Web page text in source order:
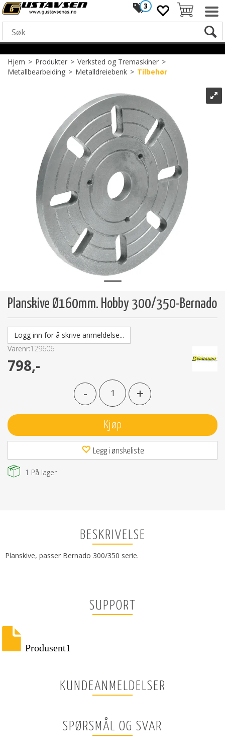
3
Hjem>Produkter>Verksted og Tremaskiner>
Metallbearbeiding>Metalldreiebenk>Tilbehør
Planskive Ø160mm. Hobby 300/350-Bernado
Logg inn for å skrive anmeldelse...
Varenr:129606
798,-
- +
Kjøp
Legg i ønskeliste
1 På lager
BESKRIVELSE
Planskive, passer Bernado 300/350 serie.
SUPPORT
Produsent1
KUNDEANMELDELSER
SPØRSMÅL OG SVAR